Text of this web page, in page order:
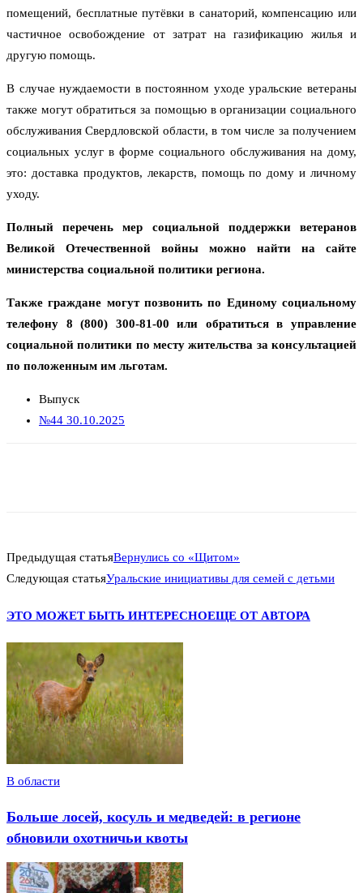
помещений, бесплатные путёвки в санаторий, компенсацию или
частичное освобождение от затрат на газификацию жилья и
другую помощь.
В случае нуждаемости в постоянном уходе уральские ветераны
также могут обратиться за помощью в организации социального
обслуживания Свердловской области, в том числе за получением
социальных услуг в форме социального обслуживания на дому,
это: доставка продуктов, лекарств, помощь по дому и личному
уходу.
Полный перечень мер социальной поддержки ветеранов
Великой Отечественной войны можно найти на сайте
министерства социальной политики региона.
Также граждане могут позвонить по Единому социальному
телефону 8 (800) 300-81-00 или обратиться в управление
социальной политики по месту жительства за консультацией
по положенным им льготам.
Выпуск
№44 30.10.2025
Предыдущая статьяВернулись со «Щитом»
Следующая статьяУральские инициативы для семей с детьми
ЭТО МОЖЕТ БЫТЬ ИНТЕРЕСНОЕЩЕ ОТ АВТОРА
В области
Больше лосей, косуль и медведей: в регионе
обновили охотничьи квоты